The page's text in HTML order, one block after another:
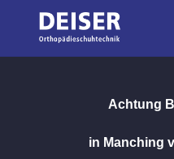
Achtung
in Manching